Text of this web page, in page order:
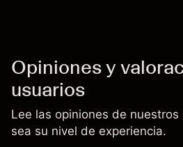
Opiniones y
usuarios
Lee las opiniones de
sea su nivel de experiencia.